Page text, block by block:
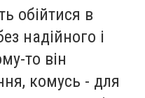
обійтися в
надійного і
то він
комусь - для